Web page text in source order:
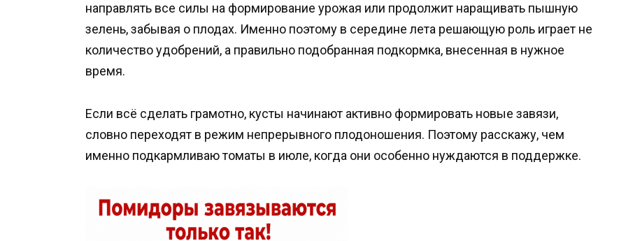
направлять все силы на формирование урожая или продолжит наращивать пышную
зелень, забывая о плодах. Именно поэтому в середине лета решающую роль играет не
количество удобрений, а правильно подобранная подкормка, внесенная в нужное
время.
Если всё сделать грамотно, кусты начинают активно формировать новые завязи,
словно переходят в режим непрерывного плодоношения. Поэтому расскажу, чем
именно подкармливаю томаты в июле, когда они особенно нуждаются в поддержке.